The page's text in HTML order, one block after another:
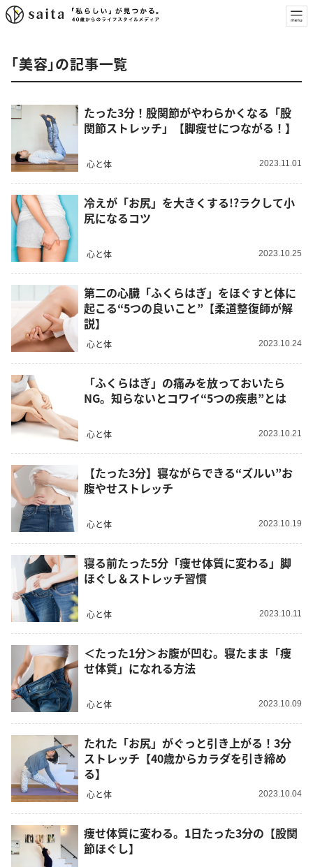
「美容」の記事一覧
たった3分！股関節がやわらかくなる「股
関節ストレッチ」【脚瘦せにつながる！】
心と体 2023.11.01
冷えが「お尻」を大きくする!?ラクして小
尻になるコツ
心と体 2023.10.25
第二の心臓「ふくらはぎ」をほぐすと体に
起こる“5つの良いこと”【柔道整復師が解
説】
心と体 2023.10.24
「ふくらはぎ」の痛みを放っておいたら
NG。知らないとコワイ“5つの疾患”とは
心と体 2023.10.21
【たった3分】寝ながらできる“ズルい”お
腹やせストレッチ
心と体 2023.10.19
寝る前たった5分「痩せ体質に変わる」脚
ほぐし＆ストレッチ習慣
心と体 2023.10.11
＜たった1分＞お腹が凹む。寝たまま「痩
せ体質」になれる方法
心と体 2023.10.09
たれた「お尻」がぐっと引き上がる！3分
ストレッチ【40歳からカラダを引き締め
る】
心と体 2023.10.04
痩せ体質に変わる。1日たった3分の【股関
節ほぐし】